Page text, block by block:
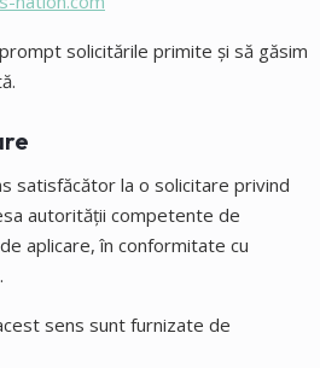
solicitările primite și să găsim
satisfăcător la o solicitare privind
autorității competente de
aplicare, în conformitate cu
sens sunt furnizate de